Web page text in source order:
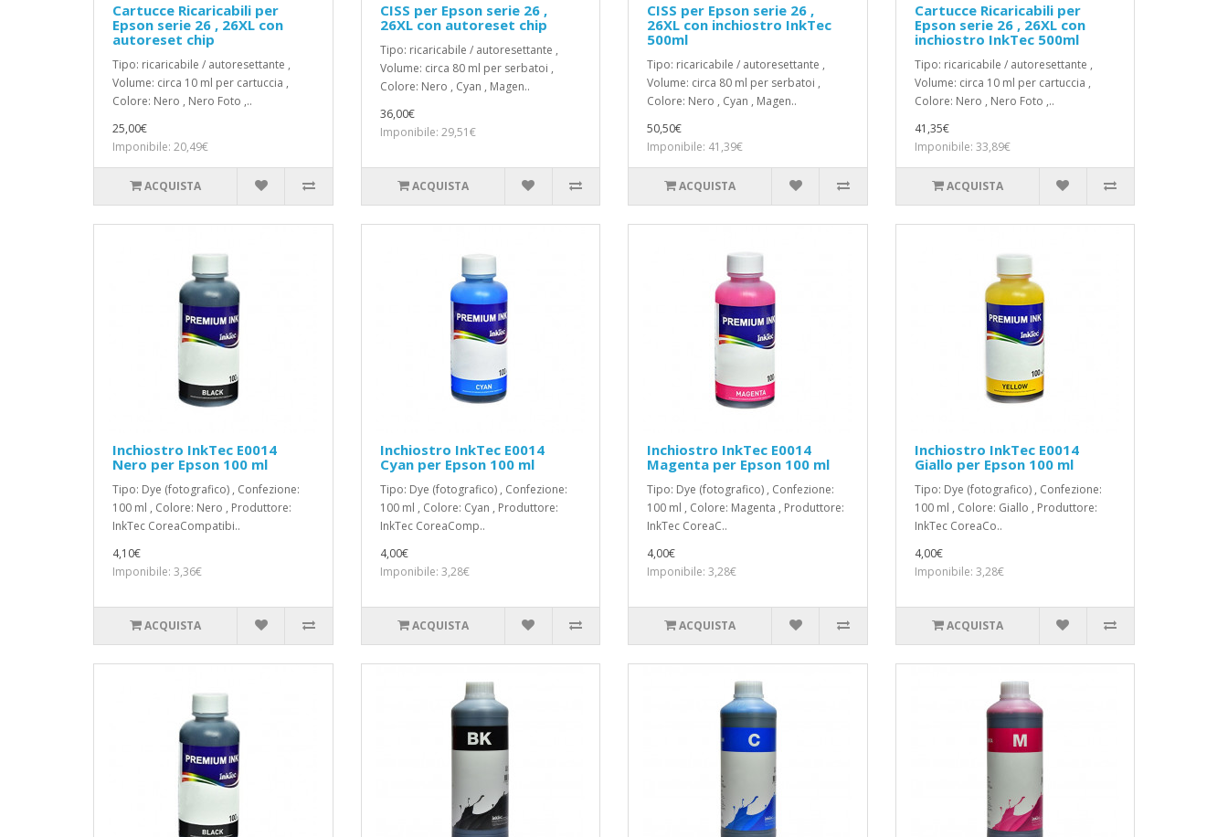
Cartucce Ricaricabili per
Epson serie 26 , 26XL con
autoreset chip
Tipo: ricaricabile / autoresettante ,
Volume: circa 10 ml per cartuccia ,
Colore: Nero , Nero Foto ,..
25,00€
Imponibile: 20,49€
ACQUISTA
CISS per Epson serie 26 ,
26XL con autoreset chip
Tipo: ricaricabile / autoresettante ,
Volume: circa 80 ml per serbatoi ,
Colore: Nero , Cyan , Magen..
36,00€
Imponibile: 29,51€
ACQUISTA
CISS per Epson serie 26 ,
26XL con inchiostro InkTec
500ml
Tipo: ricaricabile / autoresettante ,
Volume: circa 80 ml per serbatoi ,
Colore: Nero , Cyan , Magen..
50,50€
Imponibile: 41,39€
ACQUISTA
Cartucce Ricaricabili per
Epson serie 26 , 26XL con
inchiostro InkTec 500ml
Tipo: ricaricabile / autoresettante ,
Volume: circa 10 ml per cartuccia ,
Colore: Nero , Nero Foto ,..
41,35€
Imponibile: 33,89€
ACQUISTA
Inchiostro InkTec E0014
Nero per Epson 100 ml
Tipo: Dye (fotografico) , Confezione:
100 ml , Colore: Nero , Produttore:
InkTec CoreaCompatibi..
4,10€
Imponibile: 3,36€
ACQUISTA
Inchiostro InkTec E0014
Cyan per Epson 100 ml
Tipo: Dye (fotografico) , Confezione:
100 ml , Colore: Cyan , Produttore:
InkTec CoreaComp..
4,00€
Imponibile: 3,28€
ACQUISTA
Inchiostro InkTec E0014
Magenta per Epson 100 ml
Tipo: Dye (fotografico) , Confezione:
100 ml , Colore: Magenta , Produttore:
InkTec CoreaC..
4,00€
Imponibile: 3,28€
ACQUISTA
Inchiostro InkTec E0014
Giallo per Epson 100 ml
Tipo: Dye (fotografico) , Confezione:
100 ml , Colore: Giallo , Produttore:
InkTec CoreaCo..
4,00€
Imponibile: 3,28€
ACQUISTA